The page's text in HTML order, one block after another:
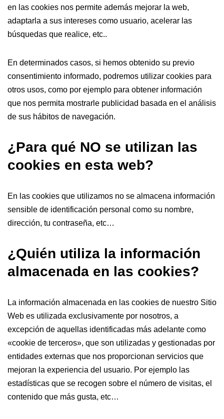
en las cookies nos permite además mejorar la web,
adaptarla a sus intereses como usuario, acelerar las
búsquedas que realice, etc..
En determinados casos, si hemos obtenido su previo
consentimiento informado, podremos utilizar cookies para
otros usos, como por ejemplo para obtener información
que nos permita mostrarle publicidad basada en el análisis
de sus hábitos de navegación.
¿Para qué NO se utilizan las
cookies en esta web?
En las cookies que utilizamos no se almacena información
sensible de identificación personal como su nombre,
dirección, tu contraseña, etc…
¿Quién utiliza la información
almacenada en las cookies?
La información almacenada en las cookies de nuestro Sitio
Web es utilizada exclusivamente por nosotros, a
excepción de aquellas identificadas más adelante como
«cookie de terceros», que son utilizadas y gestionadas por
entidades externas que nos proporcionan servicios que
mejoran la experiencia del usuario. Por ejemplo las
estadísticas que se recogen sobre el número de visitas, el
contenido que más gusta, etc…